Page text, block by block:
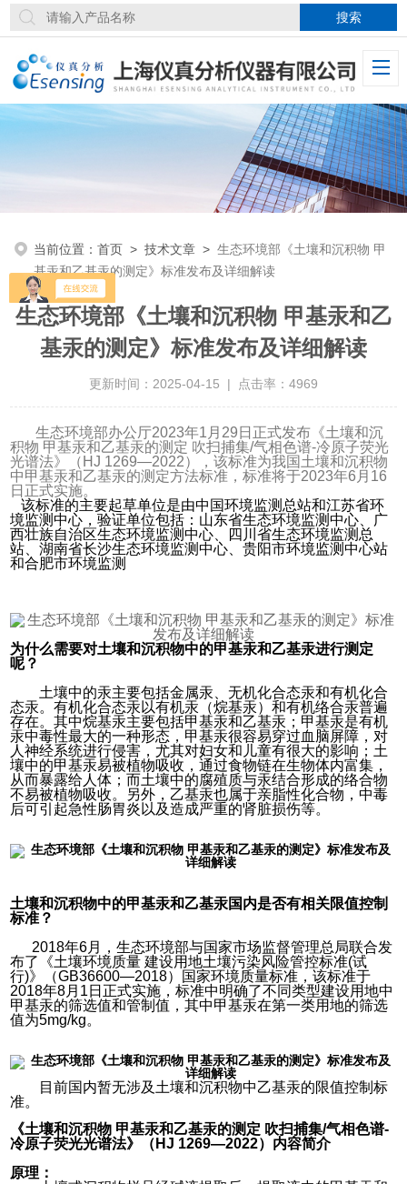
当前位置：首页 >技术文章 >生态环境部《土壤和沉积物 甲
基汞和乙基汞的测定》标准发布及详细解读
生态环境部《土壤和沉积物 甲基汞和乙
基汞的测定》标准发布及详细解读
更新时间：2025-04-15 | 点击率：4969
生态环境部办公厅2023年1月29日正式发布《土壤和沉
积物 甲基汞和乙基汞的测定 吹扫捕集/气相色谱-冷原子荧光
光谱法》（HJ 1269—2022），该标准为我国土壤和沉积物
中甲基汞和乙基汞的测定方法标准，标准将于2023年6月16
日正式实施。
该标准的主要起草单位是由中国环境监测总站和江苏省环
境监测中心，验证单位包括：山东省生态环境监测中心、广
西壮族自治区生态环境监测中心、四川省生态环境监测总
站、湖南省长沙生态环境监测中心、贵阳市环境监测中心站
和合肥市环境监测
为什么需要对土壤和沉积物中的甲基汞和乙基汞进行测定
呢？
土壤中的汞主要包括金属汞、无机化合态汞和有机化合
态汞。有机化合态汞以有机汞（烷基汞）和有机络合汞普遍
存在。其中烷基汞主要包括甲基汞和乙基汞；甲基汞是有机
汞中毒性最大的一种形态，甲基汞很容易穿过血脑屏障，对
人神经系统进行侵害，尤其对妇女和儿童有很大的影响；土
壤中的甲基汞易被植物吸收，通过食物链在生物体内富集，
从而暴露给人体；而土壤中的腐殖质与汞结合形成的络合物
不易被植物吸收。另外，乙基汞也属于亲脂性化合物，中毒
后可引起急性肠胃炎以及造成严重的肾脏损伤等。
土壤和沉积物中的甲基汞和乙基汞国内是否有相关限值控制
标准？
2018年6月，生态环境部与国家市场监督管理总局联合发
布了《土壤环境质量 建设用地土壤污染风险管控标准(试
行)》（GB36600—2018）国家环境质量标准，该标准于
2018年8月1日正式实施，标准中明确了不同类型建设用地中
甲基汞的筛选值和管制值，其中甲基汞在第一类用地的筛选
值为5mg/kg。
目前国内暂无涉及土壤和沉积物中乙基汞的限值控制标
准。
《土壤和沉积物 甲基汞和乙基汞的测定 吹扫捕集/气相色谱-
冷原子荧光光谱法》（HJ 1269—2022）内容简介
原理：